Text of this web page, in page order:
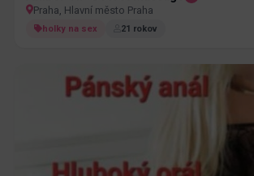
Praha, Hlavní město Praha
holky na sex 21 rokov